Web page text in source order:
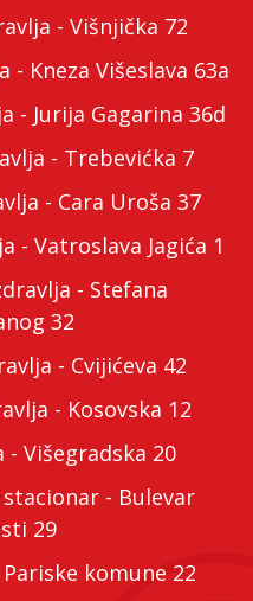
- Višnjička 72
- Kneza Višeslava 63a
- Jurija Gagarina 36d
- Trebevićka 7
- Cara Uroša 37
- Vatroslava Jagića 1
- Stefana
32
- Cvijićeva 42
- Kosovska 12
- Višegradska 20
stacionar - Bulevar
29
Pariske komune 22